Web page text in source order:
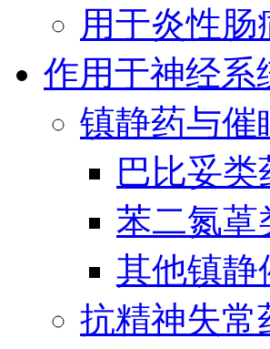
用于炎性
作用于神经系
镇静药与催
巴比妥类
苯二氮䓬
其他镇静
抗精神失常